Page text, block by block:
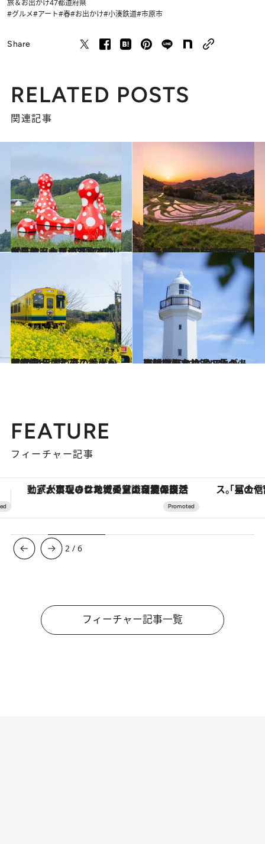
旅＆お出かけ47都道府県
#グルメ#アート#春#お出かけ#小湊鉄道#市原市
Share
RELATED POSTS
関連記事
2025.3.6
世界的アート×究極の里山グルメ。木更津『クルックフィールズ』でエネルギーチャージの春旅へ！
旅＆お出かけ 2024.4.5
【千葉県 2024年版】 春の絶景・風物詩10選 鏡のように朝焼けを映す棚田の光景
旅＆お出かけ
2024.4.7
【2024年版】春のお出かけに！ 日本の春の絶景～関東篇～ 全70スポットを紹介！
旅＆お出かけ 2024.12.20
展望台から約70メートル下はいきなり濃い色の海！ どことなくフレンチ・カントリーの趣がある勝浦灯台
旅＆お出かけ
FEATURE
フィーチャー記事
「星のや富士」でデジタルデトックス。冨士信仰の歴史を辿り、心身を調える。 ヴァシュロン・コンスタンタ
3 /6
フィーチャー記事一覧